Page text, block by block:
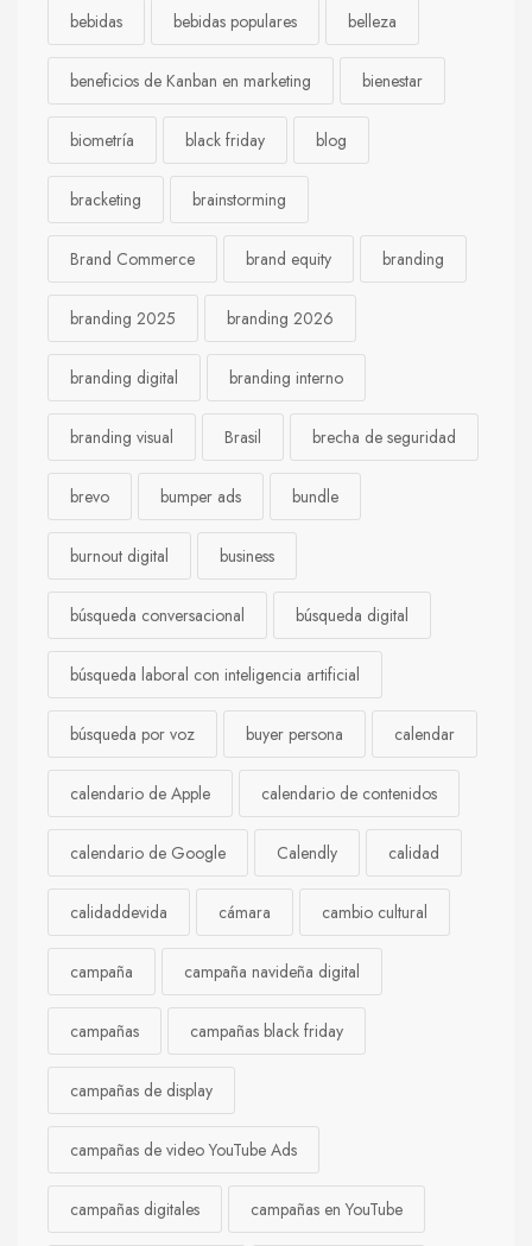
bebidas bebidas populares belleza
beneficios de Kanban en marketing bienestar
biometría black friday blog
bracketing brainstorming
Brand Commerce brand equity branding
branding 2025 branding 2026
branding digital branding interno
branding visual Brasil brecha de seguridad
brevo bumper ads bundle
burnout digital business
búsqueda conversacional búsqueda digital
búsqueda laboral con inteligencia artificial
búsqueda por voz buyer persona calendar
calendario de Apple calendario de contenidos
calendario de Google Calendly calidad
calidaddevida cámara cambio cultural
campaña campaña navideña digital
campañas campañas black friday
campañas de display
campañas de video YouTube Ads
campañas digitales campañas en YouTube